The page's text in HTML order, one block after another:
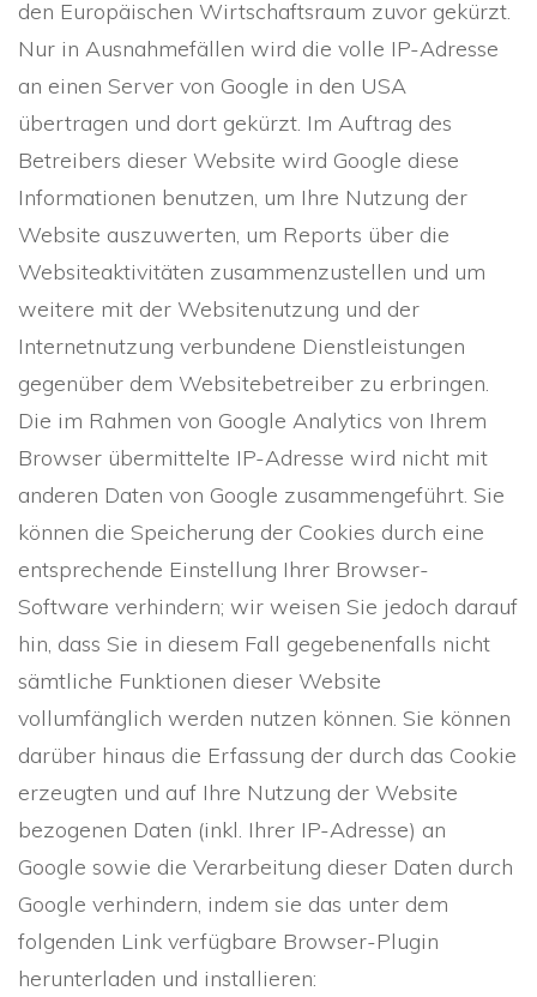
den Europäischen Wirtschaftsraum zuvor gekürzt.
Nur in Ausnahmefällen wird die volle IP-Adresse
an einen Server von Google in den USA
übertragen und dort gekürzt. Im Auftrag des
Betreibers dieser Website wird Google diese
Informationen benutzen, um Ihre Nutzung der
Website auszuwerten, um Reports über die
Websiteaktivitäten zusammenzustellen und um
weitere mit der Websitenutzung und der
Internetnutzung verbundene Dienstleistungen
gegenüber dem Websitebetreiber zu erbringen.
Die im Rahmen von Google Analytics von Ihrem
Browser übermittelte IP-Adresse wird nicht mit
anderen Daten von Google zusammengeführt. Sie
können die Speicherung der Cookies durch eine
entsprechende Einstellung Ihrer Browser-
Software verhindern; wir weisen Sie jedoch darauf
hin, dass Sie in diesem Fall gegebenenfalls nicht
sämtliche Funktionen dieser Website
vollumfänglich werden nutzen können. Sie können
darüber hinaus die Erfassung der durch das Cookie
erzeugten und auf Ihre Nutzung der Website
bezogenen Daten (inkl. Ihrer IP-Adresse) an
Google sowie die Verarbeitung dieser Daten durch
Google verhindern, indem sie das unter dem
folgenden Link verfügbare Browser-Plugin
herunterladen und installieren: